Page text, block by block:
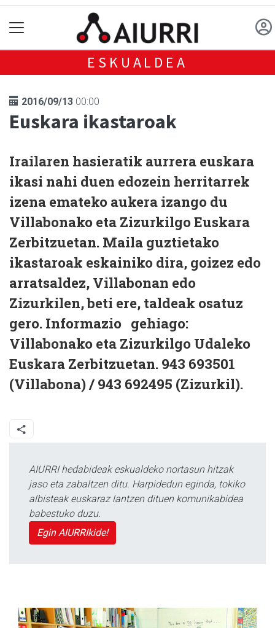
ESKUALDEA
2016/09/13 00:00
Euskara ikastaroak
Irailaren hasieratik aurrera euskara
ikasi nahi duen edozein herritarrek
izena emateko aukera izango du
Villabonako eta Zizurkilgo Euskara
Zerbitzuetan. Maila guztietako
ikastaroak eskainiko dira, goizez edo
arratsaldez, Villabonan edo
Zizurkilen, beti ere, taldeak osatuz
gero. Informazio gehiago:
Villabonako eta Zizurkilgo Udaleko
Euskara Zerbitzuetan. 943 693501
(Villabona) / 943 692495 (Zizurkil).
AIURRI hedabideak eskualdeko nortasun hitzak
jaso eta zabaltzen ditu. Harpidedun eginda, tokiko
albisteak euskaraz lantzen dituen komunikabidea
babestuko duzu.
Egin AIURRIkide!